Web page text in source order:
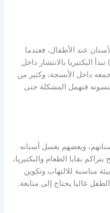
عند الأطفال، فعندما
يصل التسوس إلى لب السن (Pulp) تبدأ البكتيريا بالانتشار داخل
داخل الأنسجة، وكثير من
فتهمل المشكلة حتى
وبعضهم يغسل أسنانه
بقايا الطعام والبكتيريا،
مناسبة للالتهاب وتكوين
غالبا يحتاج إلى متابعة.